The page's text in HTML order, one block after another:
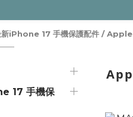
新iPhone 17 手機保護配件 /Apple
17 手機保